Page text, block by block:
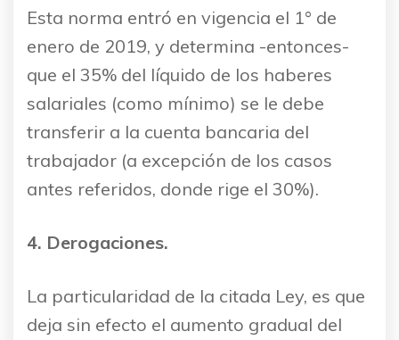
Esta norma entró en vigencia el 1° de
enero de 2019, y determina -entonces-
que el 35% del líquido de los haberes
salariales (como mínimo) se le debe
transferir a la cuenta bancaria del
trabajador (a excepción de los casos
antes referidos, donde rige el 30%).
4. Derogaciones.
La particularidad de la citada Ley, es que
deja sin efecto el aumento gradual del